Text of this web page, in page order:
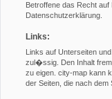
Betroffene das Recht
Datenschutzerklärung.
Links:
Links auf Unterseiten
zul�ssig. Den Inhalt
zu eigen. city-map kann
der Seiten, die nach dem